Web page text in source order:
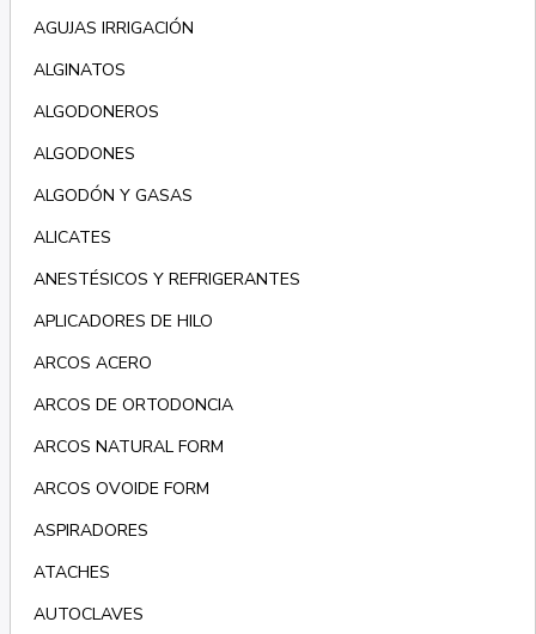
AGUJAS IRRIGACIÓN
ALGINATOS
ALGODONEROS
ALGODONES
ALGODÓN Y GASAS
ALICATES
ANESTÉSICOS Y REFRIGERANTES
APLICADORES DE HILO
ARCOS ACERO
ARCOS DE ORTODONCIA
ARCOS NATURAL FORM
ARCOS OVOIDE FORM
ASPIRADORES
ATACHES
AUTOCLAVES